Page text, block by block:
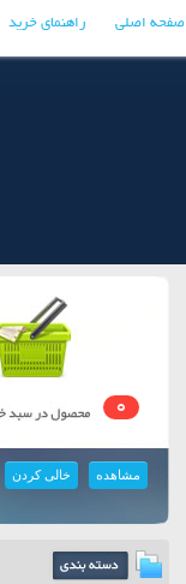
صفحه اصلی راهنمای خرید
0
مشاهده خالی کردن